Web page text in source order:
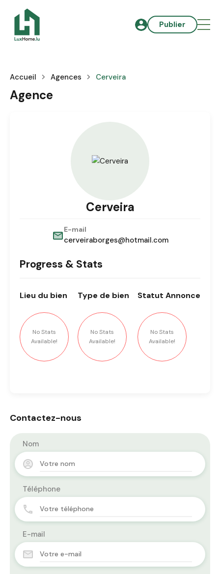
Publier
Accueil Agences Cerveira
Agence
Cerveira
E-mail
cerveiraborges@hotmail.com
Progress & Stats
Lieu du bien
No Stats
Available!
Type de bien
No Stats
Available!
Statut Annonce
No Stats
Available!
Contactez-nous
Nom
Téléphone
E-mail